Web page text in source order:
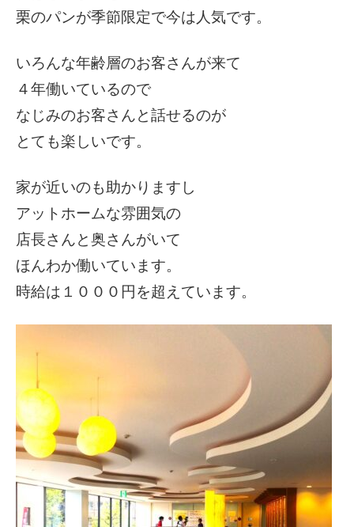
栗のパンが季節限定で今は人気です。
いろんな年齢層のお客さんが来て
４年働いているので
なじみのお客さんと話せるのが
とても楽しいです。
家が近いのも助かりますし
アットホームな雰囲気の
店長さんと奥さんがいて
ほんわか働いています。
時給は１０００円を超えています。